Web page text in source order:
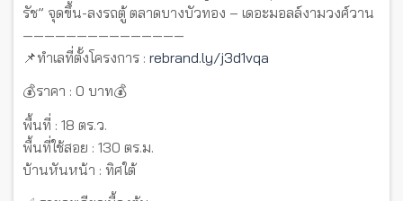
รัช” จุดขึ้น-ลงรถตู้ ตลาดบางบัวทอง – เดอะมอลล์งามวงศ์วาน
———————————————
📌ทำเลที่ตั้งโครงการ : rebrand.ly/j3d1vqa
💰ราคา : 0 บาท💰
พื้นที่ : 18 ตร.ว.
พื้นที่ใช้สอย : 130 ตร.ม.
บ้านหันหน้า : ทิศใต้